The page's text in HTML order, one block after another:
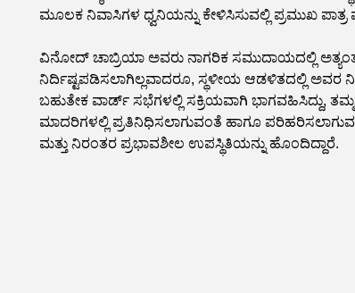
ಮೂಲಕ ನಿವಾಸಿಗಳ ಧ್ವನಿಯನ್ನು ಕೇಳಿಸಿಸುವಲ್ಲಿ ಪ್ರಮುಖ ಪಾತ್ರ
ವಿನೋದ್ ಚಾಬ್ರಿಯಾ ಅವರು ನಾಗರಿಕ ಸಮುದಾಯದಲ್ಲಿ ಅತ್ಯಂತ
ನಿರ್ದಿಷ್ಟಪಡಿಸಲಾಗಿಲ್ಲವಾದರೂ, ಸ್ಥಳೀಯ ಆಡಳಿತದಲ್ಲಿ
ಬಹುತೇಕ ವಾರ್ಡ್ ಸಭೆಗಳಲ್ಲಿ ಸಕ್ರಿಯವಾಗಿ ಭಾಗವಹಿಸಿದ್ದು,
ಮಾದರಿಗಳಲ್ಲಿ ಪ್ರತಿನಿಧಿಸಲಾಗುವಂತೆ ಹಾಗೂ
ಮತ್ತು ನಿರಂತರ ಪ್ರಭಾವಶೀಲ ಉಪಸ್ಥಿತಿಯನ್ನು ಹೊಂದಿದ್ದಾರೆ.